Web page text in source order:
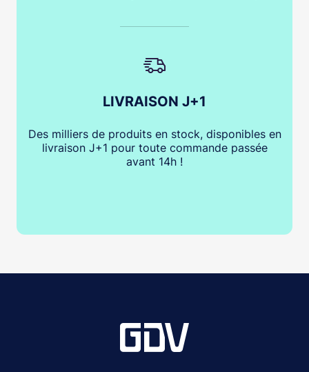
LIVRAISON J+1
Des milliers de produits en stock, disponibles en
livraison J+1 pour toute commande passée
avant 14h !